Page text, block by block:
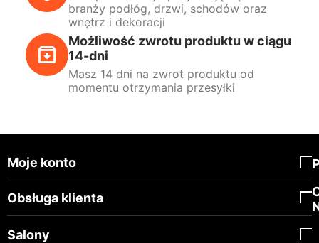
branży podłóg, drzwi, schodów oraz
wnętrz i dekoracji
Możliwość zwrotu produktu w ciągu
14-dni
Masz 14 dni na zwrot produktu od
momentu otrzymania przesyłki
Moje konto
Obsługa klienta
Salony